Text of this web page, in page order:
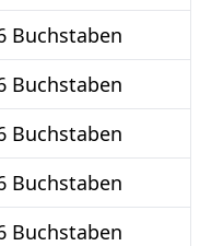
Buchstaben
Buchstaben
Buchstaben
Buchstaben
Buchstaben